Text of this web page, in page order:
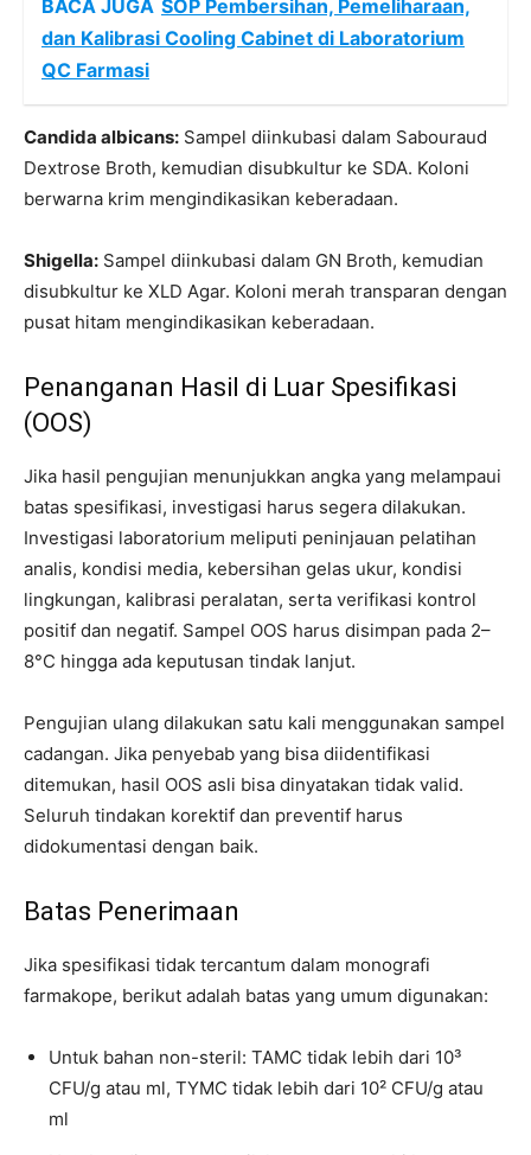
BACA JUGA SOP Pembersihan, Pemeliharaan,
dan Kalibrasi Cooling Cabinet di Laboratorium
QC Farmasi
Candida albicans: Sampel diinkubasi dalam Sabouraud
Dextrose Broth, kemudian disubkultur ke SDA. Koloni
berwarna krim mengindikasikan keberadaan.
Shigella: Sampel diinkubasi dalam GN Broth, kemudian
disubkultur ke XLD Agar. Koloni merah transparan dengan
pusat hitam mengindikasikan keberadaan.
Penanganan Hasil di Luar Spesifikasi
(OOS)
Jika hasil pengujian menunjukkan angka yang melampaui
batas spesifikasi, investigasi harus segera dilakukan.
Investigasi laboratorium meliputi peninjauan pelatihan
analis, kondisi media, kebersihan gelas ukur, kondisi
lingkungan, kalibrasi peralatan, serta verifikasi kontrol
positif dan negatif. Sampel OOS harus disimpan pada 2–
8°C hingga ada keputusan tindak lanjut.
Pengujian ulang dilakukan satu kali menggunakan sampel
cadangan. Jika penyebab yang bisa diidentifikasi
ditemukan, hasil OOS asli bisa dinyatakan tidak valid.
Seluruh tindakan korektif dan preventif harus
didokumentasi dengan baik.
Batas Penerimaan
Jika spesifikasi tidak tercantum dalam monografi
farmakope, berikut adalah batas yang umum digunakan:
Untuk bahan non-steril: TAMC tidak lebih dari 10³
CFU/g atau ml, TYMC tidak lebih dari 10² CFU/g atau
ml